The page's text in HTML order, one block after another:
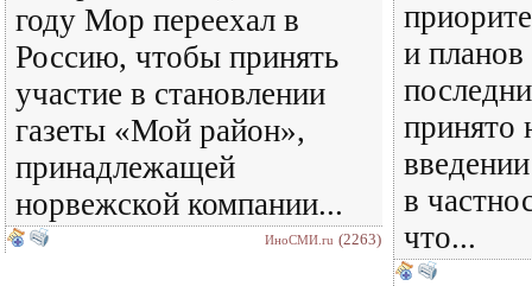
году Мор переехал в
Россию, чтобы принять
участие в становлении
газеты «Мой район»,
принадлежащей
норвежской компании...
ИноСМИ.ru (2263)
и планов
принято
в
что...